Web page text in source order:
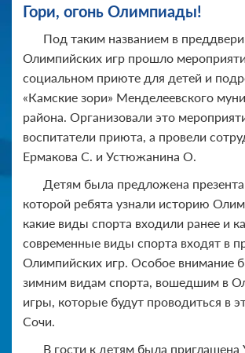
Гори, огонь Олимпиады!
Под таким названием в
Олимпийских игр прошло
социальном приюте для детей и
«Камские зори» Менделеевского
района. Организовали это
воспитатели приюта, а провели
Ермакова С. и Устюжанина О.
Детям была предложена
которой ребята узнали историю
какие виды спорта входили ранее и
современные виды спорта входят в
Олимпийских игр. Особое внимание
зимним видам спорта, вошедшим в
игры, которые будут проводиться в
Сочи.
В гости к детям была приглашена